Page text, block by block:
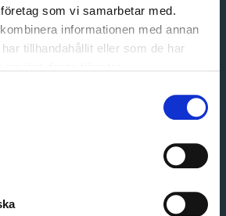
som vi samarbetar med.
informationen med annan
tillhandahållit eller som de har
Customer service